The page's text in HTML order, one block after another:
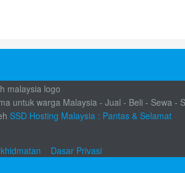
untuk warga Malaysia - Jual - Beli - Sewa -
SSD Hosting Malaysia : Pantas & Selamat
Dasar Privasi